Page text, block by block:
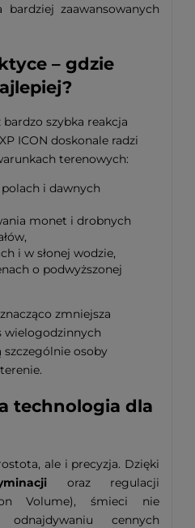
zaawansowanych
– gdzie
szybka reakcja
ICON doskonale radzi
terenowych:
i dawnych
monet i drobnych
i w słonej wodzie,
o podwyższonej
zmniejsza
wielogodzinnych
szczególnie osoby
technologia dla
ale i precyzja. Dzięki
oraz regulacji
Volume), śmieci nie
cennych